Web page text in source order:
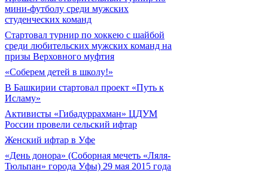
мини-футболу среди мужских
студенческих команд
Cтартовал турнир по хоккею с шайбой
среди любительских мужских команд на
призы Верховного муфтия
«Соберем детей в школу!»
В Башкирии стартовал проект «Путь к
Исламу»
Активисты «Гибадуррахман» ЦДУМ
России провели сельский ифтар
Женский ифтар в Уфе
«День донора» (Соборная мечеть «Ляля-
Тюльпан» города Уфы) 29 мая 2015 года